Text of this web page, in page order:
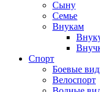
Сыну
Семье
Внукам
Спорт
Боевые
Велоспорт